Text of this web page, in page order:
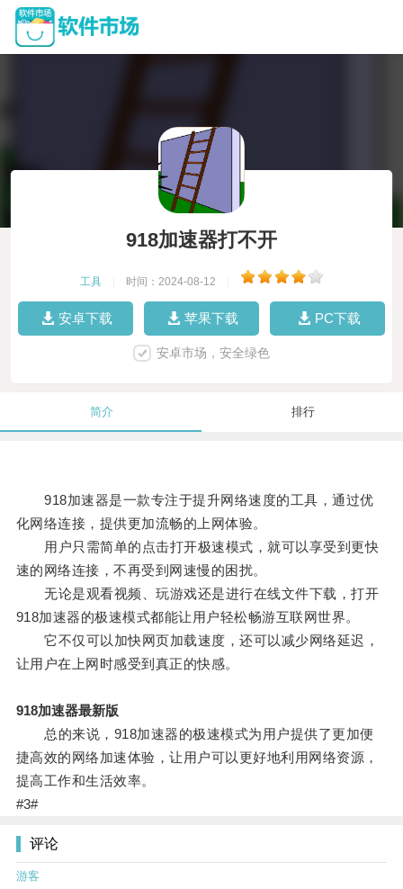
918加速器打不开
工具 时间：2024-08-12
安卓下载 苹果下载 PC下载
安卓市场，安全绿色
简介 排行
918加速器是一款专注于提升网络速度的工具，通过优
化网络连接，提供更加流畅的上网体验。
用户只需简单的点击打开极速模式，就可以享受到更快
速的网络连接，不再受到网速慢的困扰。
无论是观看视频、玩游戏还是进行在线文件下载，打开
918加速器的极速模式都能让用户轻松畅游互联网世界。
它不仅可以加快网页加载速度，还可以减少网络延迟，
让用户在上网时感受到真正的快感。
918加速器最新版
总的来说，918加速器的极速模式为用户提供了更加便
捷高效的网络加速体验，让用户可以更好地利用网络资源，
提高工作和生活效率。
#3#
评论
游客